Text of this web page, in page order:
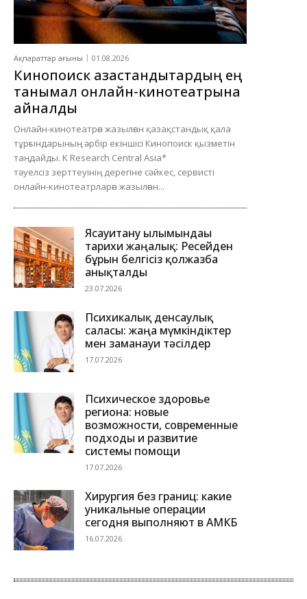
Ақпараттар ағыны 01.08.2026
Кинопоиск қазақстандықтардың ең
танымал онлайн-кинотеатрына
айналды
Онлайн-кинотеатрға жазылған қазақстандық қала
тұрғындарының әрбір екіншісі Кинопоиск қызметін
таңдайды. K Research Central Asia*
тәуелсіз зерттеуінің дерегіне сәйкес, сервисті
онлайн-кинотеатрларға жазылған...
Ясауитану ғылымындағы
тарихи жаңалық: Ресейден
бұрын белгісіз қолжазба
анықталды
23.07.2026
Психикалық денсаулық
саласы: жаңа мүмкіндіктер
мен заманауи тәсілдер
17.07.2026
Психическое здоровье
региона: новые
возможности, современные
подходы и развитие
системы помощи
17.07.2026
Хирургия без границ: какие
уникальные операции
сегодня выполняют в АМКБ
16.07.2026